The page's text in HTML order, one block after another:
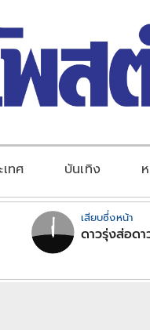
ทศ บันเทิง
เสียบซึ่งหน้า
ดาวรุ่งส่อดา